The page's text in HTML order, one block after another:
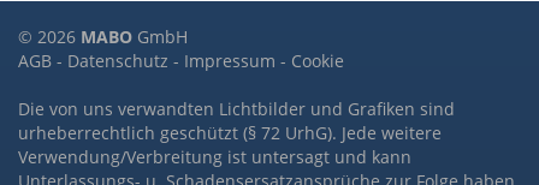
© 2026 MABO GmbH
AGB - Datenschutz - Impressum - Cookie
Die von uns verwandten Lichtbilder und Grafiken sind
urheberrechtlich geschützt (§ 72 UrhG). Jede weitere
Verwendung/Verbreitung ist untersagt und kann